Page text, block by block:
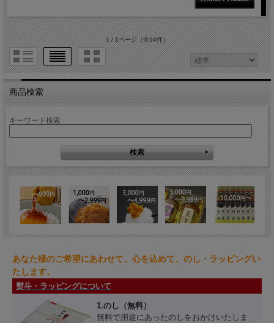
1 / 1ページ（全14件）
商品検索
キーワード検索
あなた様のご希望にあわせて、心を込めて、のし・ラッピングい
たします。
熨斗・ラッピングについて
1.のし（無料）
無料で用途にあったのしをおかけいたしま